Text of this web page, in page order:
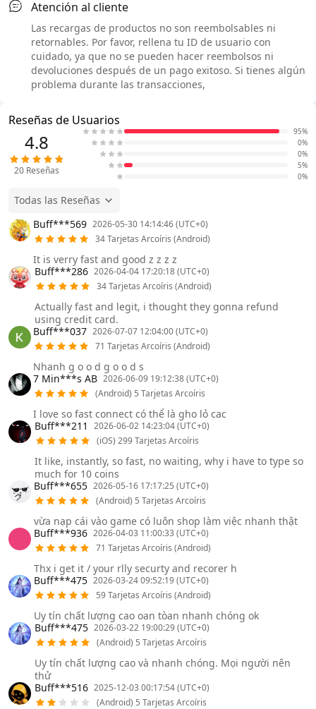
Atención al cliente
Las recargas de productos no son reembolsables ni
retornables. Por favor, rellena tu ID de usuario con
cuidado, ya que no se pueden hacer reembolsos ni
devoluciones después de un pago exitoso. Si tienes algún
problema durante las transacciones,
Reseñas de Usuarios
4.8
20 Reseñas
95%
0%
0%
5%
0%
Todas las Reseñas
Buff***569 2026-05-30 14:14:46 (UTC+0)
34 Tarjetas Arcoíris (Android)
It is verry fast and good z z z z
Buff***286 2026-04-04 17:20:18 (UTC+0)
34 Tarjetas Arcoíris (Android)
Actually fast and legit, i thought they gonna refund
using credit card.
Buff***037 2026-07-07 12:04:00 (UTC+0)
71 Tarjetas Arcoíris (Android)
Nhanh g o o d g o o d s
7 Min***s AB 2026-06-09 19:12:38 (UTC+0)
(Android) 5 Tarjetas Arcoíris
I love so fast connect có thể là gho lỏ cac
Buff***211
2026-06-02 14:23:04 (UTC+0)
(iOS) 299 Tarjetas Arcoíris
It like, instantly, so fast, no waiting, why i have to type so
much for 10 coins
Buff***655 2026-05-16 17:17:25 (UTC+0)
(Android) 5 Tarjetas Arcoíris
vừa nạp cái vào game có luôn shop làm việc nhanh thật
Buff***936 2026-04-03 11:00:33 (UTC+0)
71 Tarjetas Arcoíris (Android)
Thx i get it / your rlly securty and recorer h
Buff***475 2026-03-24 09:52:19 (UTC+0)
59 Tarjetas Arcoíris (Android)
Uy tín chất lượng cao oan tòan nhanh chóng ok
Buff***475 2026-03-22 19:00:29 (UTC+0)
(Android) 5 Tarjetas Arcoíris
Uy tín chất lượng cao và nhanh chóng. Mọi người nên
thử
Buff***516 2025-12-03 00:17:54 (UTC+0)
(Android) 5 Tarjetas Arcoíris